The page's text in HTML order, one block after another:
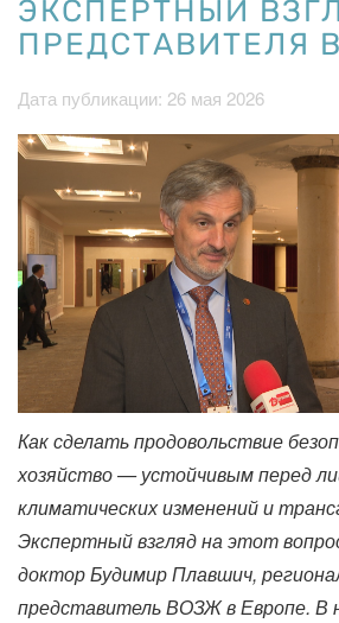
ЭКСПЕРТНЫЙ
ПРЕДСТАВИТЕЛЯ
Дата публикации: 26 мая 2026
Как сделать продовольствие
хозяйство — устойчивым перед
климатических изменений и
Экспертный взгляд на этот
доктор Будимир Плавшич,
представитель ВОЗЖ в Европе. В